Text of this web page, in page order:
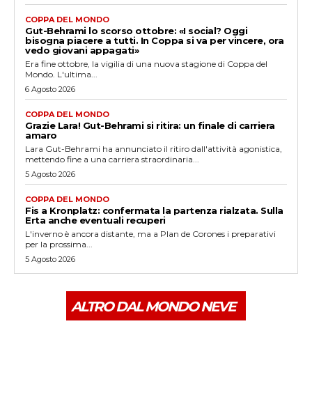
COPPA DEL MONDO
Gut-Behrami lo scorso ottobre: «I social? Oggi
bisogna piacere a tutti. In Coppa si va per vincere, ora
vedo giovani appagati»
Era fine ottobre, la vigilia di una nuova stagione di Coppa del
Mondo. L'ultima...
6 Agosto 2026
COPPA DEL MONDO
Grazie Lara! Gut-Behrami si ritira: un finale di carriera
amaro
Lara Gut-Behrami ha annunciato il ritiro dall'attività agonistica,
mettendo fine a una carriera straordinaria...
5 Agosto 2026
COPPA DEL MONDO
Fis a Kronplatz: confermata la partenza rialzata. Sulla
Erta anche eventuali recuperi
L'inverno è ancora distante, ma a Plan de Corones i preparativi
per la prossima...
5 Agosto 2026
ALTRO DAL MONDO NEVE